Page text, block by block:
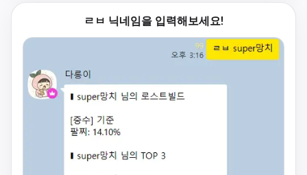
ㄹㅂ 닉네임을 입력해보세요!